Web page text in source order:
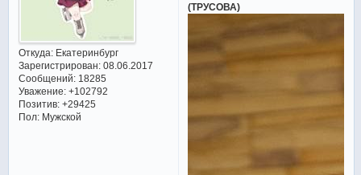
Откуда:Екатеринбург
Зарегистрирован: 08.06.2017
Сообщений:18285
Уважение: +102792
Позитив: +29425
Пол:Мужской
(ТРУСОВА)